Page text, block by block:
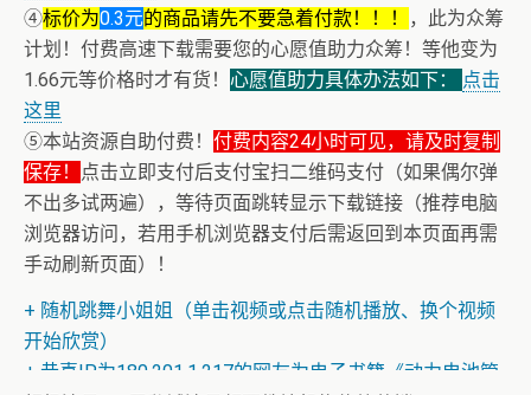
④标价为0.3元的商品请先不要急着付款！！！
，此为众筹
计划！付费高速下载需要您的心愿值助力众筹！等他变为
1.66元等价格时才有货！ 心愿值助力具体办法如下：
点击
这里
⑤本站资源自助付费！ 付费内容24小时可见，请及时复制
保存！
点击立即支付后支付宝扫二维码支付（如果偶尔弹
不出多试两遍），等待页面跳转显示下载链接（推荐电脑
浏览器访问，若用手机浏览器支付后需返回到本页面再需
手动刷新页面）！
+ AV女神文化课！近400位AV女优明星故事简介
+ 恭喜IP为180.201.1.217的网友为电子书籍《动力电池管
理系统核心算法》众筹一次！
+ 随机跳舞小姐姐（单击视频或点击随机播放、换个视频
开始欣赏）
+ 恭喜IP为180.201.1.217的网友为电子书籍《动力电池管
理系统核心算法》众筹一次！